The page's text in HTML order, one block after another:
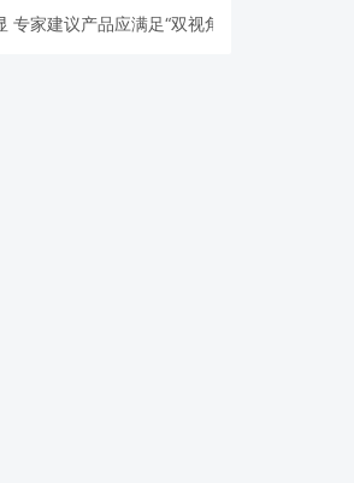
专家建议产品应满足“双视角需求”